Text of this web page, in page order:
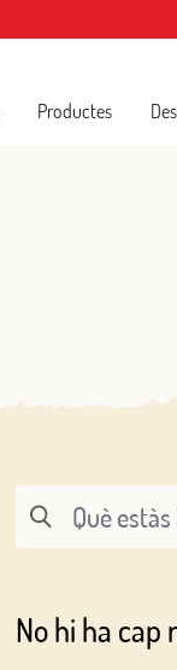
Productes
No hi ha